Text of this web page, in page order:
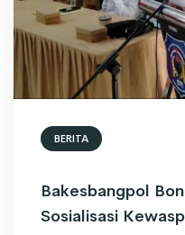
BERITA
Bakesbangpol
Sosialisasi